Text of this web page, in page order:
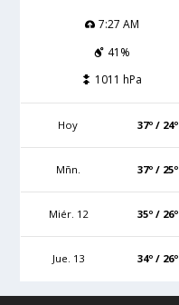
7:27 AM
41%
1011 hPa
Hoy 37º / 24º
Mñn. 37º / 25º
Miér. 12 35º / 26º
Jue. 13 34º / 26º